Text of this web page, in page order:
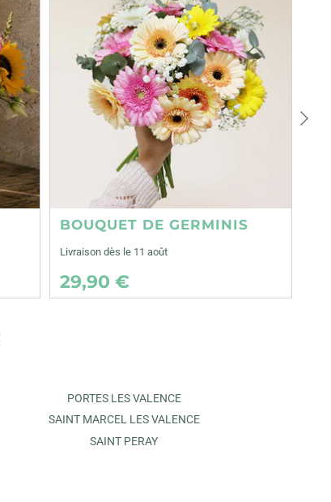
BOUQUET DE GERMINIS
Livraison dès le 11 août
29,90 €
PORTES LES VALENCE
SAINT MARCEL LES VALENCE
SAINT PERAY